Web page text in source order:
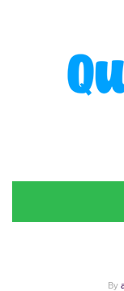
By